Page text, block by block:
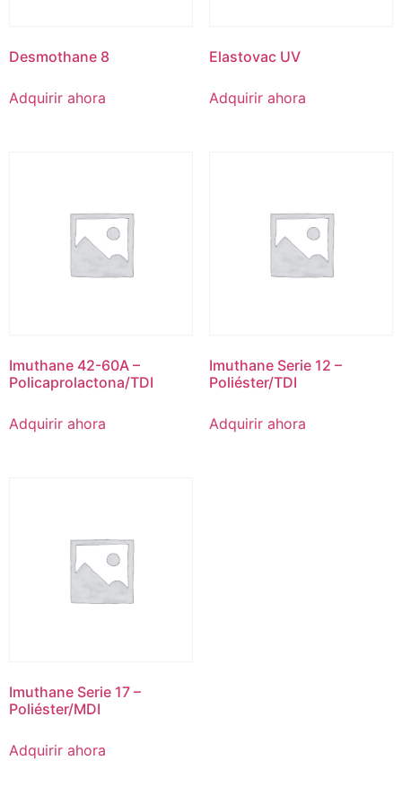
Desmothane 8
Adquirir ahora
Elastovac UV
Adquirir ahora
Imuthane 42-60A –
Policaprolactona/TDI
Adquirir ahora
Imuthane Serie 12 –
Poliéster/TDI
Adquirir ahora
Imuthane Serie 17 –
Poliéster/MDI
Adquirir ahora